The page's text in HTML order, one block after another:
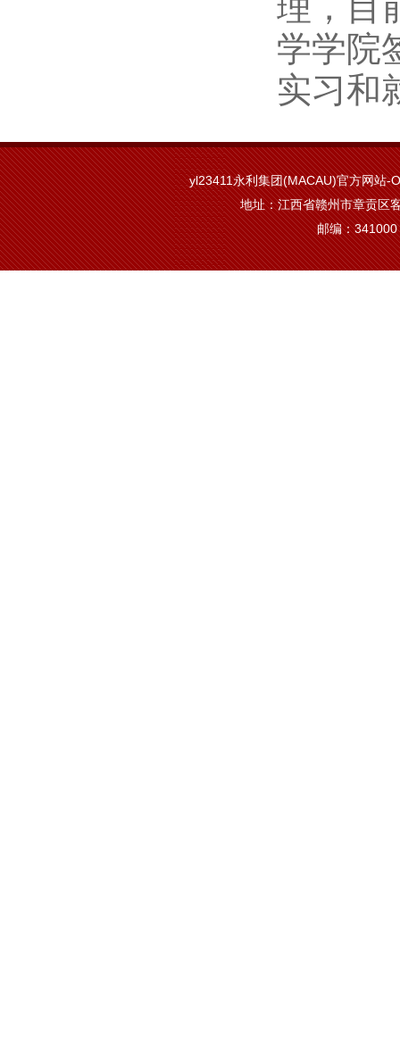
学学院
实习和
yl23411永利集团(MACAU)官方网站-
地址：江西省赣州市章贡区
邮编：341000